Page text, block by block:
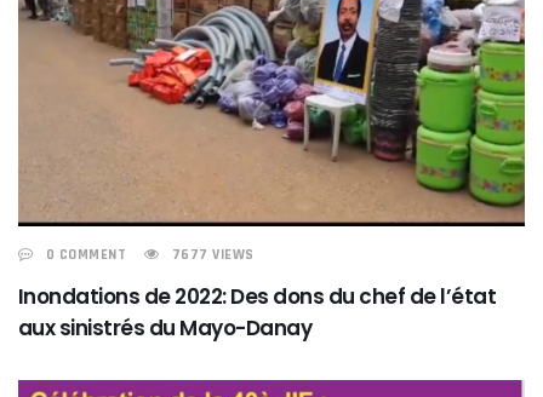
0 COMMENT 7677 VIEWS
Inondations de 2022: Des dons du chef de l’état
aux sinistrés du Mayo-Danay